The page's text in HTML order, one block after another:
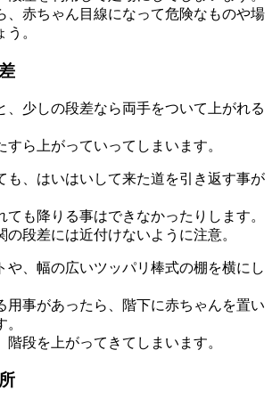
、赤ちゃん目線になって危険なものや場
。
、少しの段差なら両手をついて上がれる
ら上がっていってしまいます。
も、はいはいして来た道を引き返す事が
ても降りる事はできなかったりします。
の段差には近付けないように注意。
や、幅の広いツッパリ棒式の棚を横にし
用事があったら、階下に赤ちゃんを置い
階段を上がってきてしまいます。